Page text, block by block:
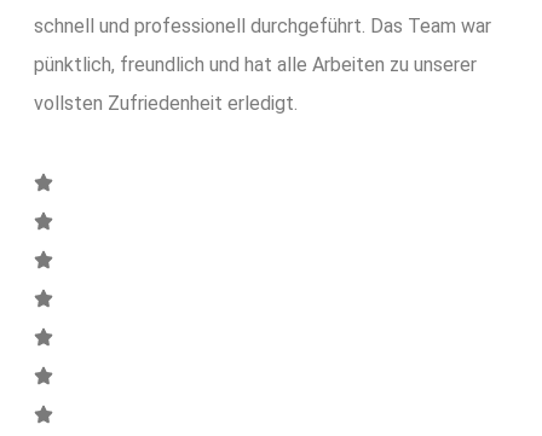
schnell und professionell durchgeführt. Das Team war
pünktlich, freundlich und hat alle Arbeiten zu unserer
vollsten Zufriedenheit erledigt.